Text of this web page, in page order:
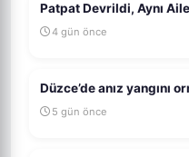
Patpat Devrildi, Aynı
4 gün önce
Düzce’de anız yangını
5 gün önce